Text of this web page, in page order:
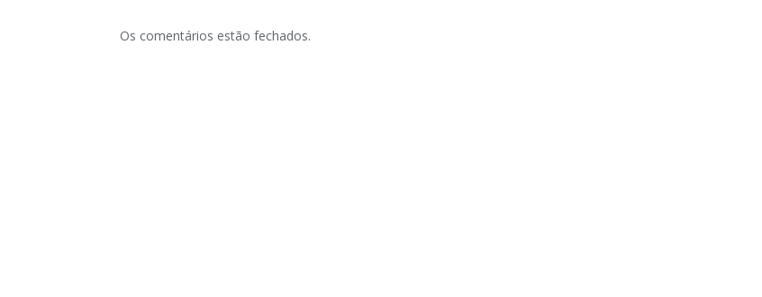
Os comentários estão fechados.